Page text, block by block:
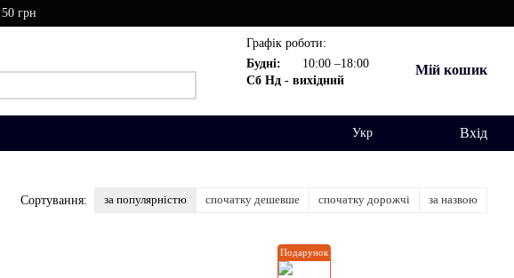
грн
Графік роботи:
Будні:
10:00 –18:00
Сб Нд - вихідний
Мій кошик
Укр Вхід
Сортування: за популярністю спочатку дешевше спочатку дорожчі за назвою
Подарунок